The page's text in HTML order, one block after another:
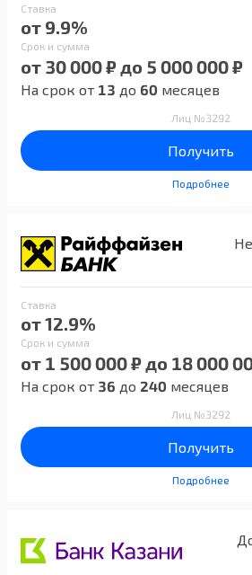
Ставка
от 9.9%
Срок и сумма
от 30 000 ₽ до 5 000 000 ₽
На срок от 13 до 60 месяцев
Лиц №3292
Получить
Подробнее
Ставка
от 12.9%
Срок и сумма
от 1 500 000 ₽ до 18 000
На срок от 36 до 240 месяцев
Лиц №3292
Получить
Подробнее